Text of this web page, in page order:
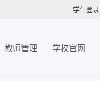
学生登录
教师管理 学校官网